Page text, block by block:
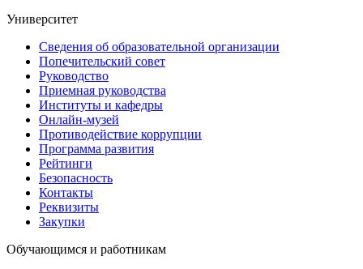
Университет
Сведения об образовательной организации
Попечительский совет
Руководство
Приемная руководства
Институты и кафедры
Онлайн-музей
Противодействие коррупции
Программа развития
Рейтинги
Безопасность
Контакты
Реквизиты
Закупки
Обучающимся и работникам